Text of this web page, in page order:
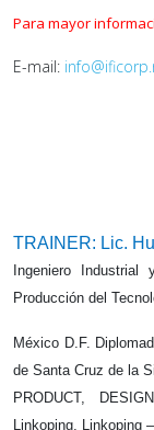
Para mayor
E-mail:
TRAINER: Lic.
Ingeniero
Producción del
México D.F.
de Santa Cruz de la
PRODUCT,
Linkoping, Linkoping